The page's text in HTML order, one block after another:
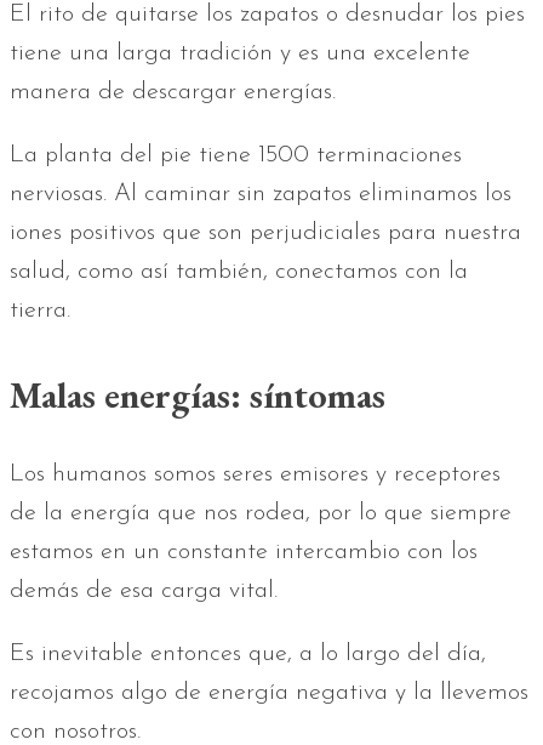
El rito de quitarse los zapatos o desnudar los pies
tiene una larga tradición y es una excelente
manera de descargar energías.
La planta del pie tiene 1500 terminaciones
nerviosas. Al caminar sin zapatos eliminamos los
iones positivos que son perjudiciales para nuestra
salud, como así también, conectamos con la
tierra.
Malas energías: síntomas
Los humanos somos seres emisores y receptores
de la energía que nos rodea, por lo que siempre
estamos en un constante intercambio con los
demás de esa carga vital.
Es inevitable entonces que, a lo largo del día,
recojamos algo de energía negativa y la llevemos
con nosotros.